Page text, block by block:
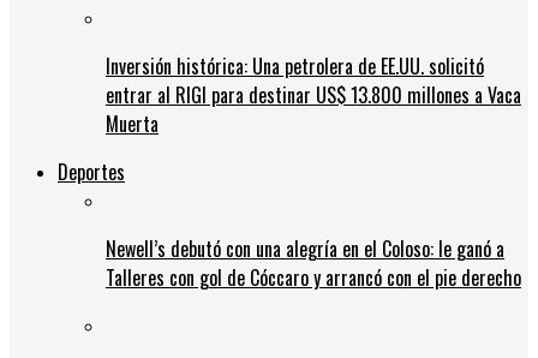
Inversión histórica: Una petrolera de EE.UU. solicitó
entrar al RIGI para destinar US$ 13.800 millones a Vaca
Muerta
Deportes
Newell’s debutó con una alegría en el Coloso: le ganó a
Talleres con gol de Cóccaro y arrancó con el pie derecho